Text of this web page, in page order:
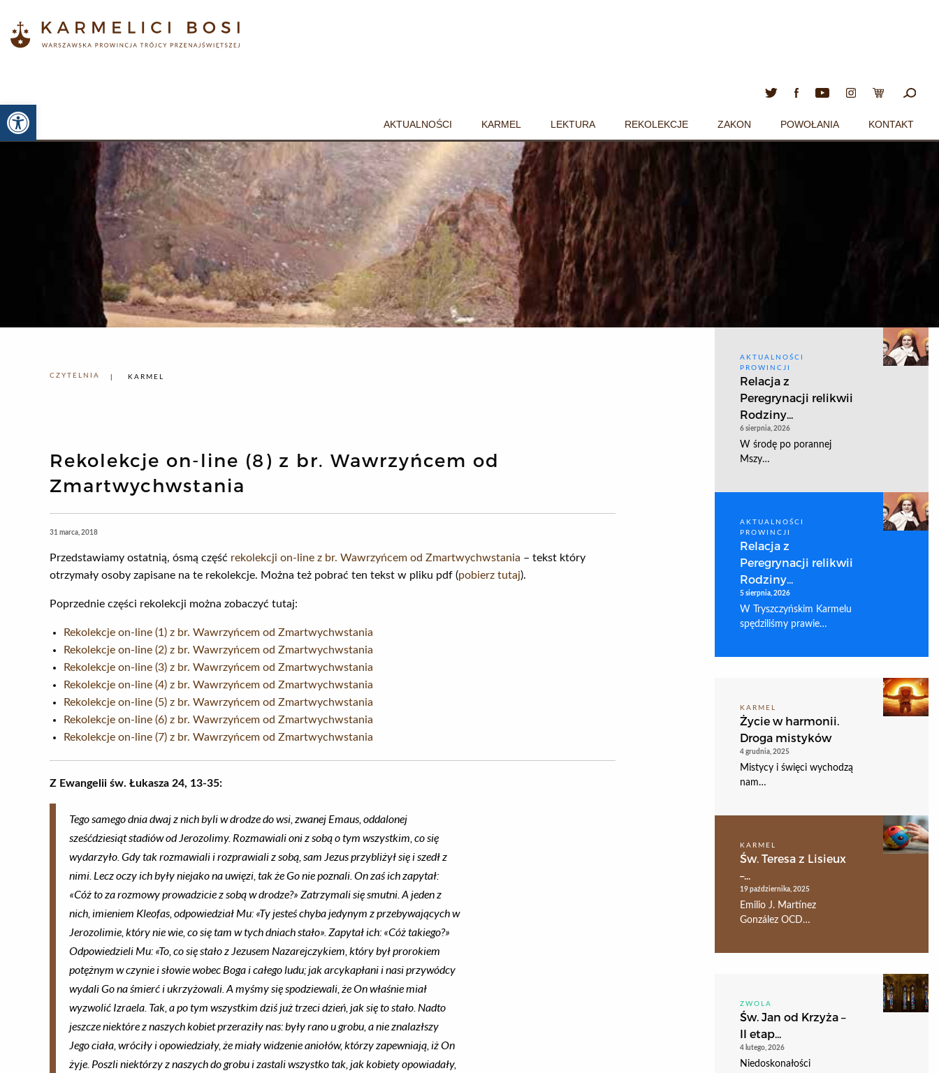
Otwórz pasek narzędzi
AKTUALNOŚCI KARMEL LEKTURA REKOLEKCJE ZAKON POWOŁANIA KONTAKT
CZYTELNIA KARMEL
Rekolekcje on-line (8) z br. Wawrzyńcem od
Zmartwychwstania
31 marca, 2018
Przedstawiamy ostatnią, ósmą część rekolekcji on-line z br. Wawrzyńcem od Zmartwychwstania – tekst który
otrzymały osoby zapisane na te rekolekcje. Można też pobrać ten tekst w pliku pdf (pobierz tutaj).
Poprzednie części rekolekcji można zobaczyć tutaj:
Rekolekcje on-line (1) z br. Wawrzyńcem od Zmartwychwstania
Rekolekcje on-line (2) z br. Wawrzyńcem od Zmartwychwstania
Rekolekcje on-line (3) z br. Wawrzyńcem od Zmartwychwstania
Rekolekcje on-line (4) z br. Wawrzyńcem od Zmartwychwstania
Rekolekcje on-line (5) z br. Wawrzyńcem od Zmartwychwstania
Rekolekcje on-line (6) z br. Wawrzyńcem od Zmartwychwstania
Rekolekcje on-line (7) z br. Wawrzyńcem od Zmartwychwstania
Z Ewangelii św. Łukasza 24, 13-35:
Tego samego dnia dwaj z nich byli w drodze do wsi, zwanej Emaus, oddalonej
sześćdziesiąt stadiów od Jerozolimy. Rozmawiali oni z sobą o tym wszystkim, co się
wydarzyło. Gdy tak rozmawiali i rozprawiali z sobą, sam Jezus przybliżył się i szedł z
nimi. Lecz oczy ich były niejako na uwięzi, tak że Go nie poznali. On zaś ich zapytał:
«Cóż to za rozmowy prowadzicie z sobą w drodze?» Zatrzymali się smutni. A jeden z
nich, imieniem Kleofas, odpowiedział Mu: «Ty jesteś chyba jedynym z przebywających w
Jerozolimie, który nie wie, co się tam w tych dniach stało». Zapytał ich: «Cóż takiego?»
Odpowiedzieli Mu: «To, co się stało z Jezusem Nazarejczykiem, który był prorokiem
potężnym w czynie i słowie wobec Boga i całego ludu; jak arcykapłani i nasi przywódcy
wydali Go na śmierć i ukrzyżowali. A myśmy się spodziewali, że On właśnie miał
wyzwolić Izraela. Tak, a po tym wszystkim dziś już trzeci dzień, jak się to stało. Nadto
jeszcze niektóre z naszych kobiet przeraziły nas: były rano u grobu, a nie znalazłszy
Jego ciała, wróciły i opowiedziały, że miały widzenie aniołów, którzy zapewniają, iż On
żyje. Poszli niektórzy z naszych do grobu i zastali wszystko tak, jak kobiety opowiadały,
AKTUALNOŚCI
PROWINCJI
Relacja z
Peregrynacji relikwii
Rodziny...
6 sierpnia, 2026
W środę po porannej
Mszy…
AKTUALNOŚCI
PROWINCJI
Relacja z
Peregrynacji relikwii
Rodziny...
5 sierpnia, 2026
W Tryszczyńskim Karmelu
spędziliśmy prawie…
KARMEL
Życie w harmonii.
Droga mistyków
4 grudnia, 2025
Mistycy i święci wychodzą
nam…
KARMEL
Św. Teresa z Lisieux
–...
19 października, 2025
Emilio J. Martínez
González OCD…
ZWOLA
Św. Jan od Krzyża –
II etap...
4 lutego, 2026
Niedoskonałości